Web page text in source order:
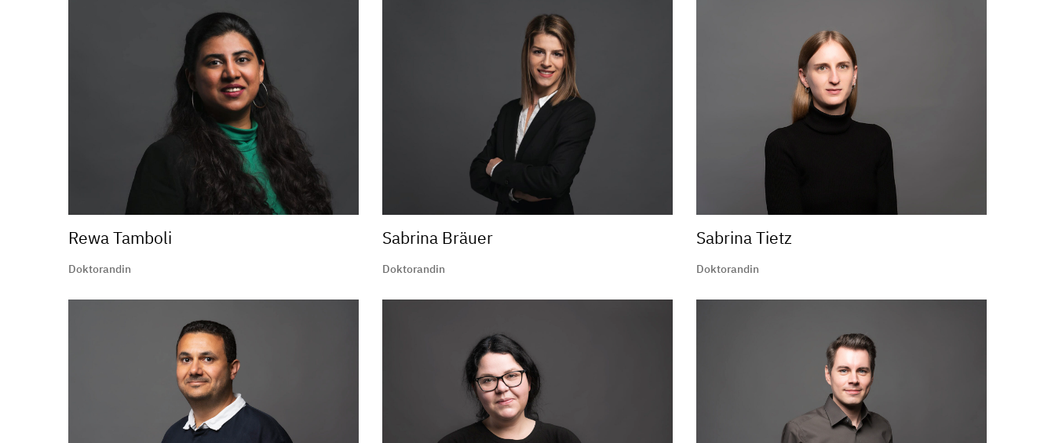
Rewa Tamboli
Doktorandin
Sabrina Bräuer
Doktorandin
Sabrina Tietz
Doktorandin